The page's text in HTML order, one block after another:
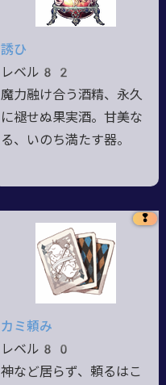
誘ひ
レベル82
魔力融け合う酒精、永久
に褪せぬ果実酒。甘美な
る、いのち満たす器。
❢
カミ頼み
レベル80
神など居らず、頼るはこ